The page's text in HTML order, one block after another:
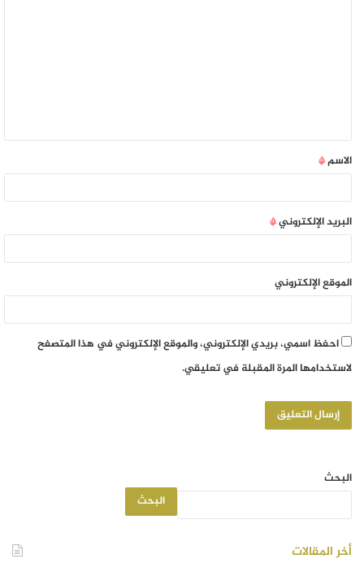
الاسم*
البريد الإلكتروني*
الموقع الإلكتروني
احفظ اسمي، بريدي الإلكتروني، والموقع الإلكتروني في هذا المتصفح
لاستخدامها المرة المقبلة في تعليقي.
البحث
البحث
أخر المقالات